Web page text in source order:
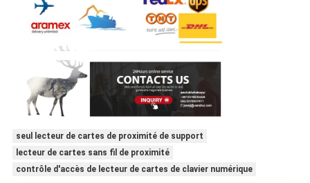
seul lecteur de cartes de proximité de support
lecteur de cartes sans fil de proximité
contrôle d'accès de lecteur de cartes de clavier numérique